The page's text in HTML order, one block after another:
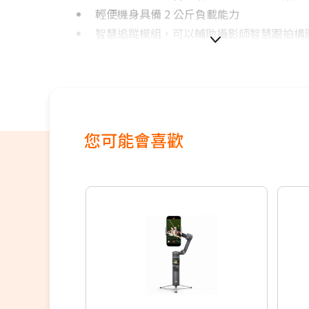
輕便機身具備 2 公斤負載能力
智慧追蹤模組，可以輔助攝影師智慧跟拍構
您可能會喜歡